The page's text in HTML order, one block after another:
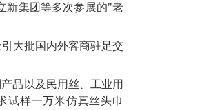
新集团等多次参展的"老
大批国内外客商驻足交
品以及民用丝、工业用
试样一万米仿真丝头巾